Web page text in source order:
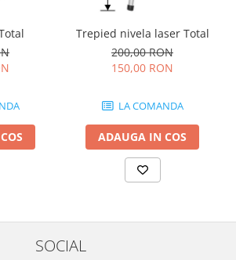
Trepied nivela laser Total
200,00 RON
150,00 RON
LA COMANDA
ADAUGA IN COS
SOCIAL